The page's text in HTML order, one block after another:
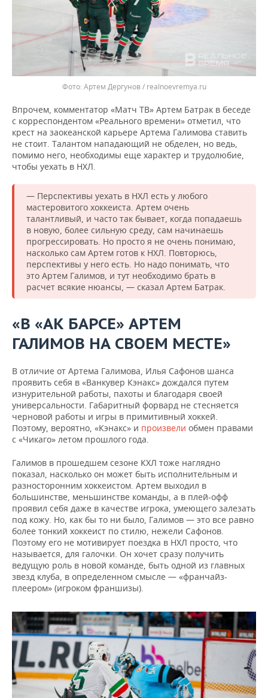
Артем Дергунов / realnoevremya.ru
Впрочем, комментатор «Матч ТВ» Артем Батрак в беседе
с корреспондентом «Реального времени» отметил, что
крест на заокеанской карьере Артема Галимова ставить
не стоит. Талантом нападающий не обделен, но ведь,
помимо него, необходимы еще характер и трудолюбие,
чтобы уехать в НХЛ.
— Перспективы уехать в НХЛ есть у любого
мастеровитого хоккеиста. Артем очень
талантливый, и часто так бывает, когда попадаешь
в новую, более сильную среду, сам начинаешь
прогрессировать. Но просто я не очень понимаю,
насколько сам Артем готов к НХЛ. Повторюсь,
перспективы у него есть. Но надо понимать, что
это Артем Галимов, и тут необходимо брать в
расчет всякие нюансы, — сказал Артем Батрак.
«В «АК БАРСЕ» АРТЕМ
ГАЛИМОВ НА СВОЕМ МЕСТЕ»
В отличие от Артема Галимова, Илья Сафонов шанса
проявить себя в «Ванкувер Кэнакс» дождался путем
изнурительной работы, пахоты и благодаря своей
универсальности. Габаритный форвард не стесняется
черновой работы и игры в примитивный хоккей.
Поэтому, вероятно, «Кэнакс» и произвели обмен правами
с «Чикаго» летом прошлого года.
Галимов в прошедшем сезоне КХЛ тоже наглядно
показал, насколько он может быть исполнительным и
разносторонним хоккеистом. Артем выходил в
большинстве, меньшинстве команды, а в плей-офф
проявил себя даже в качестве игрока, умеющего залезать
под кожу. Но, как бы то ни было, Галимов — это все равно
более тонкий хоккеист по стилю, нежели Сафонов.
Поэтому его не мотивирует поездка в НХЛ просто, что
называется, для галочки. Он хочет сразу получить
ведущую роль в новой команде, быть одной из главных
звезд клуба, в определенном смысле — «франчайз-
плеером» (игроком франшизы).